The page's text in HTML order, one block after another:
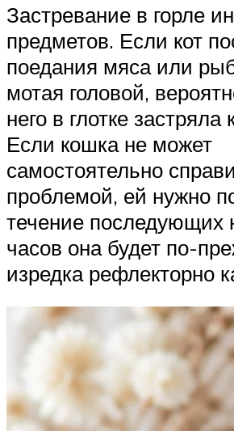
Застревание в горле
предметов. Если кот
поедания мяса или
мотая головой,
него в глотке застряла
Если кошка не может
самостоятельно
проблемой, ей нужно
течение последующих
часов она будет по-
изредка рефлекторно